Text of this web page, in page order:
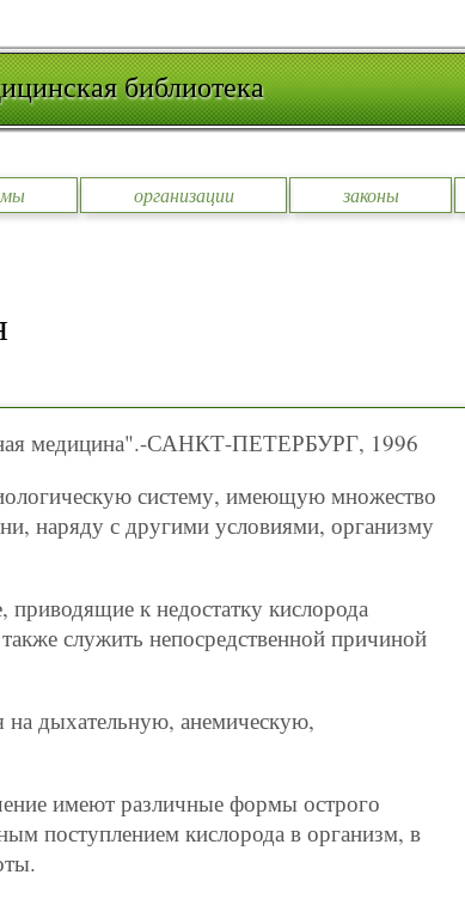
библиотека
организации законы
медицина".-САНКТ-ПЕТЕРБУРГ, 1996
систему, имеющую множество
наряду с другими условиями, организму
к недостатку кислорода
служить непосредственной причиной
на дыхательную, анемическую,
имеют различные формы острого
поступлением кислорода в организм, в